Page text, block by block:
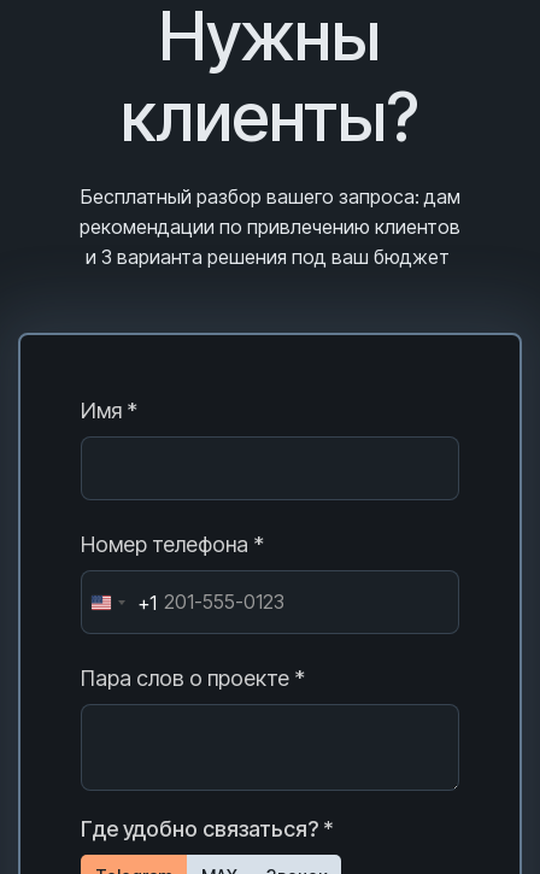
Нужны
клиенты?
Бесплатный разбор вашего запроса: дам
рекомендации по привлечению клиентов
и 3 варианта решения под ваш бюджет
Имя *
Номер телефона *
+1
Пара слов о проекте *
Где удобно связаться? *